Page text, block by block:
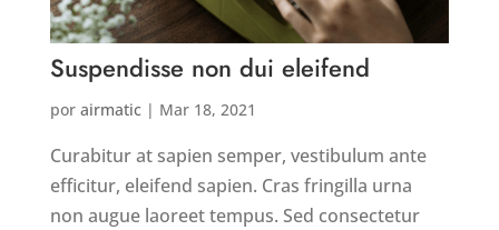
Suspendisse non dui eleifend
por airmatic| Mar 18, 2021
Curabitur at sapien semper, vestibulum ante
efficitur, eleifend sapien. Cras fringilla urna
non augue laoreet tempus. Sed consectetur